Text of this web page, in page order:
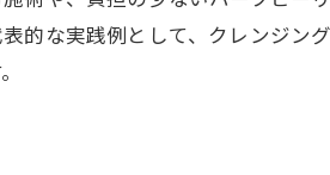
合った思春期ケアのヒント
ら保湿がカギ
するニキビケアと保湿方法
的な実践例として、クレンジン